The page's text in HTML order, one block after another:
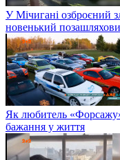
У Мічигані озброєний
новенький
Як любитель «Форсажу»
бажання у життя